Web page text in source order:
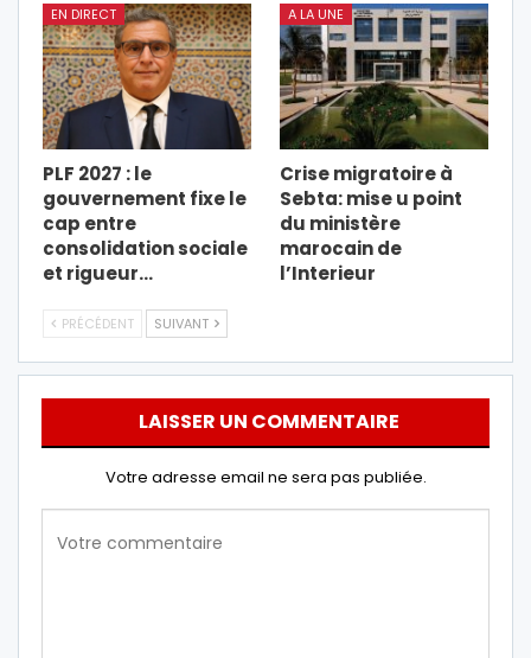
EN DIRECT
PLF 2027 : le
gouvernement fixe le
cap entre
consolidation sociale
et rigueur…
A LA UNE
Crise migratoire à
Sebta: mise u point
du ministère
marocain de
l’Interieur
PRÉCÉDENT SUIVANT
LAISSER UN COMMENTAIRE
Votre adresse email ne sera pas publiée.